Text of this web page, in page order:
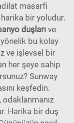
masarfi
bir yoludur.
duşlarıve
bu kolay
ve işlevsel bir
her şeye sahip
Sunway
keşfedin.
Harika bir duş